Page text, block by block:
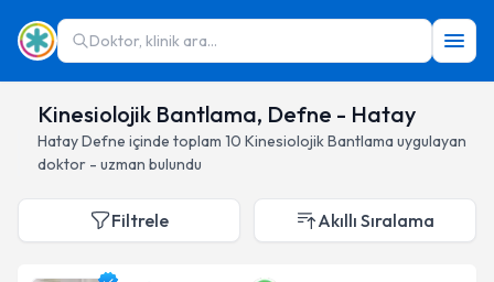
Doktor, klinik ara...
Kinesiolojik Bantlama, Defne - Hatay
HatayDefne içinde toplam 10 Kinesiolojik Bantlama uygulayan
doktor - uzman bulundu
Filtrele Akıllı Sıralama